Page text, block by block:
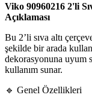
Viko 90960216 2'li
Açıklaması
Bu 2’li sıva altı
şekilde bir arada
dekorasyonuna uyum
kullanım sunar.
🔹 Genel Özellikleri